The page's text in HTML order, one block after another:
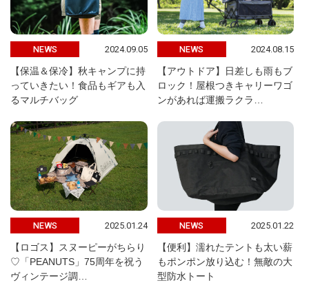
NEWS 2024.09.05
【保温＆保冷】秋キャンプに持
っていきたい！食品もギアも入
るマルチバッグ
NEWS 2024.08.15
【アウトドア】日差しも雨もブ
ロック！屋根つきキャリーワゴ
ンがあれば運搬ラクラ…
NEWS 2025.01.24
【ロゴス】スヌーピーがちらり
♡「PEANUTS」75周年を祝う
ヴィンテージ調…
NEWS 2025.01.22
【便利】濡れたテントも太い薪
もポンポン放り込む！無敵の大
型防水トート